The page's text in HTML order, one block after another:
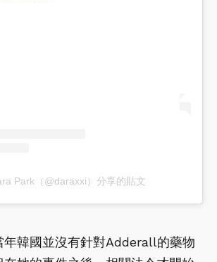
Park（@daraxxi）分享的貼文
年韓國並沒有針對Adderall的藥物